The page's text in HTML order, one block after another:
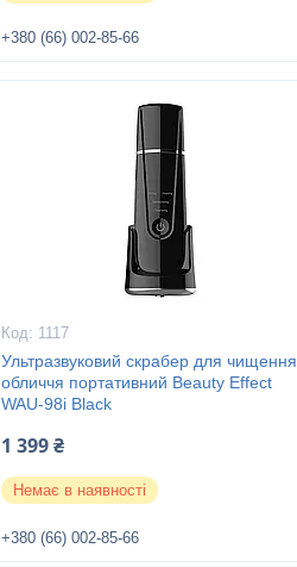
+380 (66) 002-85-66
1117
Ультразвуковий скрабер для чищення
обличчя портативний Beauty Effect
WAU-98i Black
1 399 ₴
Немає в наявності
+380 (66) 002-85-66